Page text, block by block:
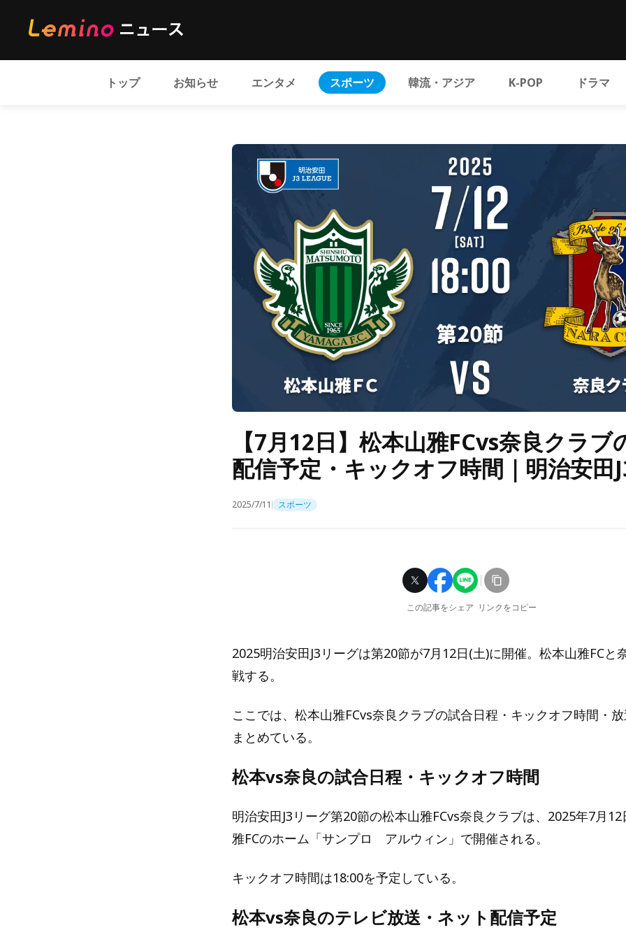
トップ お知らせ エンタメ スポーツ 韓流・アジア K-POP ドラマ
【7月12日】松本山雅FCvs奈良クラブ
配信予定・キックオフ時間｜明治安田
2025/7/11 スポーツ
この記事をシェア リンクをコピー
2025明治安田J3リーグは第20節が7月12日(土)に開催。松本山雅FCと
戦する。
ここでは、松本山雅FCvs奈良クラブの試合日程・キックオフ時間・
まとめている。
松本vs奈良の試合日程・キックオフ時間
明治安田J3リーグ第20節の松本山雅FCvs奈良クラブは、2025年7月
雅FCのホーム「サンプロ アルウィン」で開催される。
キックオフ時間は18:00を予定している。
松本vs奈良のテレビ放送・ネット配信予定